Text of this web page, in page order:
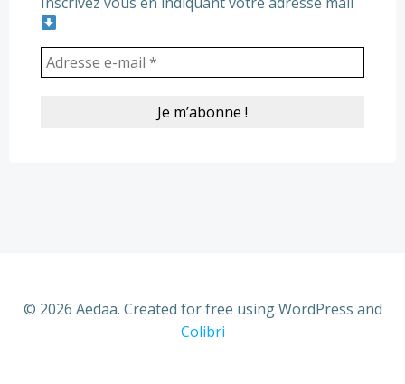
© 2026 Aedaa. Created for free using WordPress and
Colibri